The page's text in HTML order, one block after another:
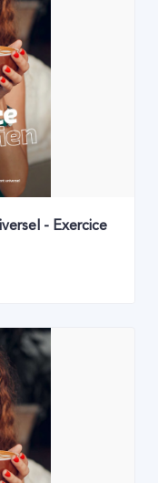
- Exercice